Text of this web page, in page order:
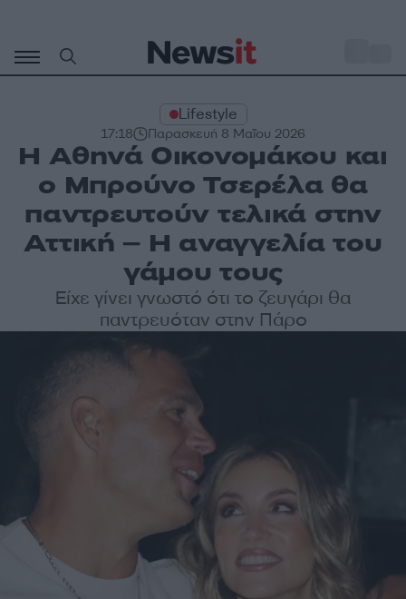
περιεχόμενο
Lifestyle
17:18 Παρασκευή 8 Μαΐου 2026
Η Αθηνά Οικονομάκου και
ο Μπρούνο Τσερέλα θα
παντρευτούν τελικά στην
Αττική – Η αναγγελία του
γάμου τους
Είχε γίνει γνωστό ότι το ζευγάρι θα
παντρευόταν στην Πάρο